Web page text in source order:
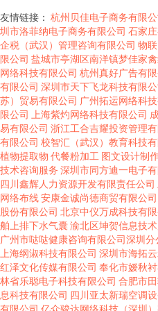
友情链接： 杭州贝佳电子商务有限公
圳市洛菲纳电子商务有限公司 石家
企税（武汉）管理咨询有限公司 物
限公司 盐城市亭湖区南洋镇梦佳家
网络科技有限公司 杭州真好广告有
有限公司 深圳市天下飞龙科技有限公
苏）贸易有限公司 广州拓运网络科
限公司
上海紫灼网络科技有限公司
易有限公司 浙江工合吉耀投资管理
有限公司 校智汇（武汉）教育科技
植物提取物 代餐粉加工 图文设计制
技术咨询服务 深圳市同方迪一电子
四川鑫辉人力资源开发有限责任公司
网络布线安康金诚尚德商贸有限公司
股份有限公司 北京中仪万成科技有
舶上排下水气囊渝北区坤贺信息技
广州市哒哒健康咨询有限公司深圳分
上海纲淑科技有限公司 深圳市海拓
红泽文化传媒有限公司 奉化市嫒秋
林省乐聪电子科技有限公司 合肥市
息科技有限公司 四川亚太新瑞空调
有限公司 亿众骏达网络科技（深圳